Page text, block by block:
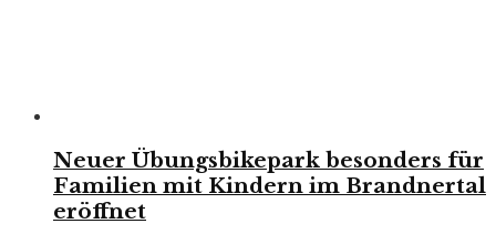
Neuer Übungsbikepark besonders für
Familien mit Kindern im Brandnertal
eröffnet